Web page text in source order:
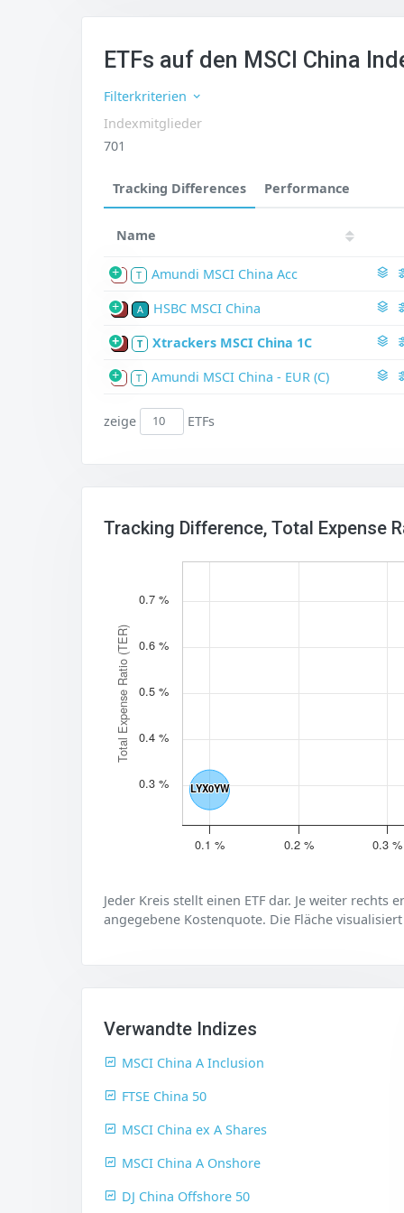
ETFs auf den MSCI China
Filterkriterien
Indexmitglieder
701
Tracking Differences Performance
Name
S T Amundi MSCI China Acc
P A HSBC MSCI China
P T Xtrackers MSCI China 1C
S T Amundi MSCI China - EUR (C)
zeige ETFs
Tracking Difference, Total Expense
Total Expense Ratio (TER)
LYX0YW
LYX0YW
0.1 % 0.2 % 0.3 %
0.3 %
0.4 %
0.5 %
0.6 %
0.7 %
Jeder Kreis stellt einen ETF dar. Je weiter
angegebene Kostenquote. Die Fläche
Verwandte Indizes
MSCI China A Inclusion
FTSE China 50
MSCI China ex A Shares
MSCI China A Onshore
DJ China Offshore 50